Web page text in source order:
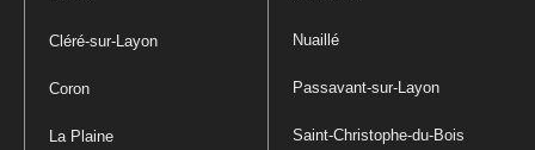
Cléré-sur-Layon
Coron
La Plaine
Nuaillé
Passavant-sur-Layon
Saint-Christophe-du-Bois